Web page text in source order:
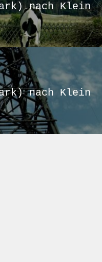
nach Klein
nach Klein